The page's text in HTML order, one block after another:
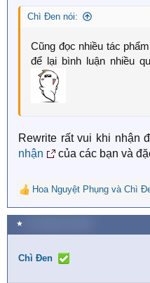
s
Chì Đen nói:
Cũng đọc nhiều tác
để lại bình luận nhiều
Rewrite rất vui khi nhận
nhận
của các bạn và
R
e
a
c
i
Hoa Nguyệt Phụng và Chì
★
Chì Đen